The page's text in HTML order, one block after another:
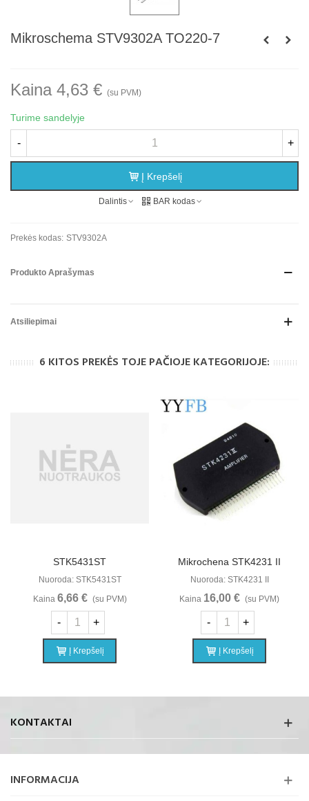
Mikroschema STV9302A TO220-7
Kaina 4,63 € (su PVM)
Turime sandelyje
- +
Į Krepšelį
Dalintis BAR kodas
Prekės kodas: STV9302A
Produkto Aprašymas
Atsiliepimai
6 KITOS PREKĖS TOJE PAČIOJE KATEGORIJOJE:
STK5431ST
Nuoroda: STK5431ST
Kaina 6,66 € (su PVM)
- +
Į Krepšelį
Mikrochena STK4231 II
Nuoroda: STK4231 II
Kaina 16,00 € (su PVM)
- +
Į Krepšelį
KONTAKTAI
INFORMACIJA